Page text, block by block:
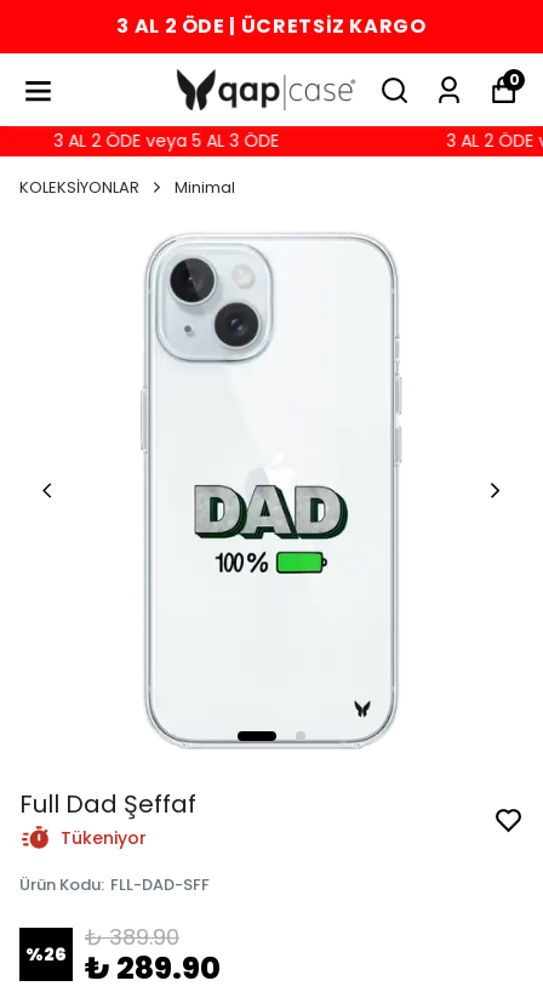
3 AL 2 ÖDE | ÜCRETSİZ KARGO
0
3 AL 2 ÖDE veya 5 AL 3 ÖDE 3 AL 2 ÖDE
KOLEKSİYONLAR Minimal
Full Dad Şeffaf
Tükeniyor
Ürün Kodu: FLL-DAD-SFF
%26
₺ 389.90
₺ 289.90